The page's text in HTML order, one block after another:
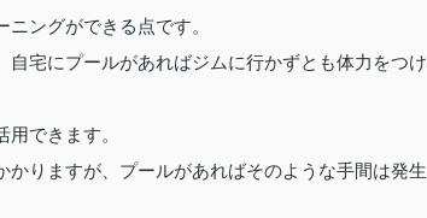
ングができる点です。
宅にプールがあればジムに行かずとも体力をつけ
できます。
りますが、プールがあればそのような手間は発生